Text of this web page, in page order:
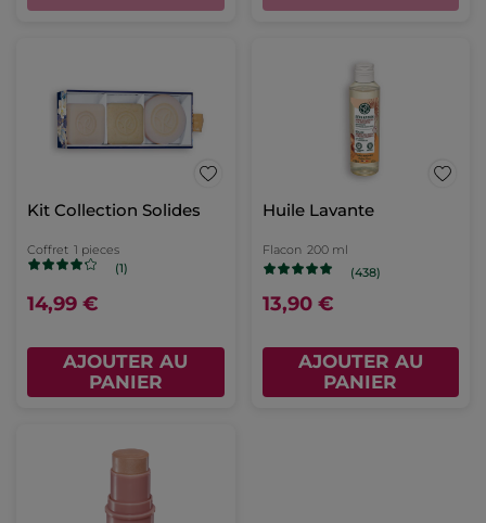
Kit Collection Solides
Coffret 1 pieces
(1)
14,99 €
AJOUTER AU
PANIER
Huile Lavante
Flacon 200 ml
(438)
13,90 €
AJOUTER AU
PANIER